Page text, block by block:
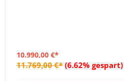
10.990,00 €*
11.769,00 €* (6.62% gespart)